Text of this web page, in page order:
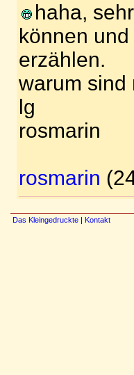
haha,
können
erzählen.
warum sind
lg
rosmarin
rosmarin
Das Kleingedruckte | Kontakt